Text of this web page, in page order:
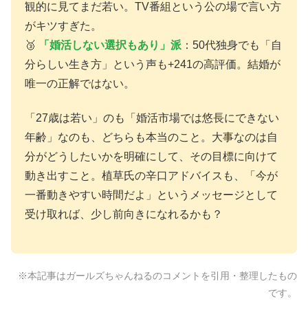
観的に見てまだ若い。TV番組という公の場で言い方
がキツすぎた。
🥉
「婚活しない選択もあり」派 ：50代独身でも「自
分らしい生き方」という声も+241の高評価。結婚が
唯一の正解ではない。
「27歳は若い」のも「婚活市場では悠長にできない
年齢」なのも、どちらも本当のこと。大事なのは自
分がどうしたいかを明確にして、その目標に向けて
動き出すこと。植草氏の辛口アドバイスも、「今が
一番動きやすい時間だよ」というメッセージとして
受け取れば、少し前向きになれるかも？
※本記事はガールズちゃんねるのコメントを引用・整理したもの
です。